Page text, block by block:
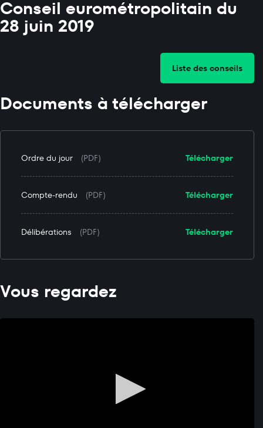
Conseil eurométropolitain du
28 juin 2019
Liste des conseils
Documents à télécharger
Télécharger
Ordre du jour (PDF)
Télécharger
Compte-rendu (PDF)
Télécharger
Délibérations (PDF)
Vous regardez